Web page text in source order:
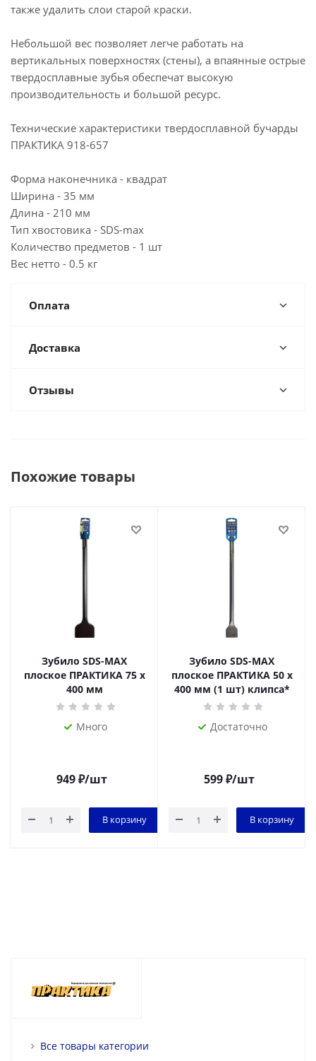
также удалить слои старой краски.
Небольшой вес позволяет легче работать на
вертикальных поверхностях (стены), а впаянные острые
твердосплавные зубья обеспечат высокую
производительность и большой ресурс.
Технические характеристики твердосплавной бучарды
ПРАКТИКА 918-657
Форма наконечника - квадрат
Ширина - 35 мм
Длина - 210 мм
Тип хвостовика - SDS-max
Количество предметов - 1 шт
Вес нетто - 0.5 кг
Оплата
Доставка
Отзывы
Похожие товары
Зубило SDS-MAX
плоское ПРАКТИКА 75 х
400 мм
Много
949₽/шт
В корзину
Зубило SDS-MAX
плоское ПРАКТИКА 50 х
400 мм (1 шт) клипса*
Достаточно
599₽/шт
В корзину
Все товары категории